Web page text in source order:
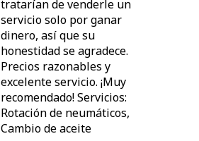
tratarían de venderle un
servicio solo por ganar
dinero, así que su
honestidad se agradece.
Precios razonables y
excelente servicio. ¡Muy
recomendado! Servicios:
Rotación de neumáticos,
Cambio de aceite